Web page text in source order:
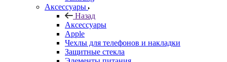
Аксессуары
Назад
Аксессуары
Apple
Чехлы для телефонов и накладки
Защитные стекла